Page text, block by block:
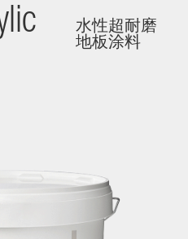
水性超耐磨
地板涂料